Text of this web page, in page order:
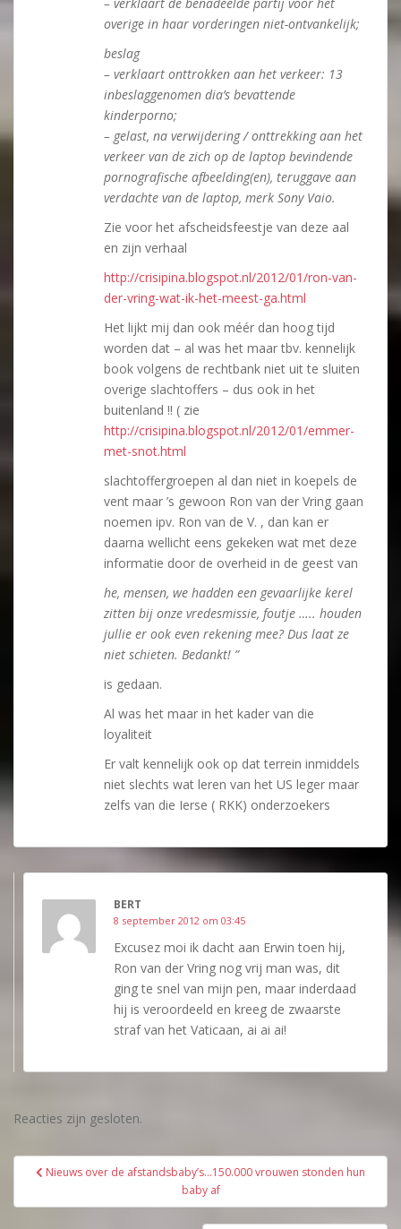
overige in haar vorderingen niet-ontvankelijk;
beslag
– verklaart onttrokken aan het verkeer: 13
inbeslaggenomen dia’s bevattende
kinderporno;
– gelast, na verwijdering / onttrekking aan het
verkeer van de zich op de laptop bevindende
pornografische afbeelding(en), teruggave aan
verdachte van de laptop, merk Sony Vaio.
Zie voor het afscheidsfeestje van deze aal
en zijn verhaal
http://crisipina.blogspot.nl/2012/01/ron-van-
der-vring-wat-ik-het-meest-ga.html
Het lijkt mij dan ook méér dan hoog tijd
worden dat – al was het maar tbv. kennelijk
book volgens de rechtbank niet uit te sluiten
overige slachtoffers – dus ook in het
buitenland !! ( zie
http://crisipina.blogspot.nl/2012/01/emmer-
met-snot.html
slachtoffergroepen al dan niet in koepels de
vent maar ’s gewoon Ron van der Vring gaan
noemen ipv. Ron van de V. , dan kan er
daarna wellicht eens gekeken wat met deze
informatie door de overheid in de geest van
he, mensen, we hadden een gevaarlijke kerel
zitten bij onze vredesmissie, foutje ….. houden
jullie er ook even rekening mee? Dus laat ze
niet schieten. Bedankt! ”
is gedaan.
Al was het maar in het kader van die
loyaliteit
Er valt kennelijk ook op dat terrein inmiddels
niet slechts wat leren van het US leger maar
zelfs van die Ierse ( RKK) onderzoekers
BERT
8 september 2012 om 03:45
Excusez moi ik dacht aan Erwin toen hij,
Ron van der Vring nog vrij man was, dit
ging te snel van mijn pen, maar inderdaad
hij is veroordeeld en kreeg de zwaarste
straf van het Vaticaan, ai ai ai!
Reacties zijn gesloten.
Bericht
Nieuws over de afstandsbaby’s…150.000 vrouwen stonden hun
baby af